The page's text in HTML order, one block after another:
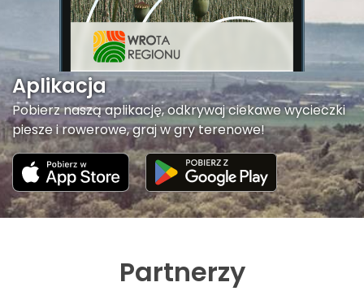
Aplikacja
Pobierz naszą aplikację, odkrywaj ciekawe wycieczki
piesze i rowerowe, graj w gry terenowe!
Partnerzy